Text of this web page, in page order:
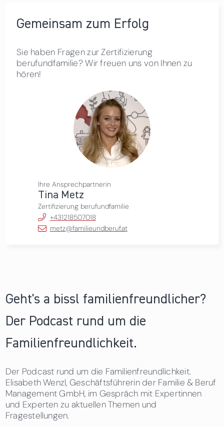
Gemeinsam zum Erfolg
Sie haben Fragen zur Zertifizierung
berufundfamilie? Wir freuen uns von Ihnen zu
hören!
Ihre Ansprechpartnerin
Tina Metz
Zertifizierung berufundfamilie
+431218507018
metz@familieundberuf.at
Geht's a bissl familienfreundlicher?
Der Podcast rund um die
Familienfreundlichkeit.
Der Podcast rund um die Familienfreundlichkeit.
Elisabeth Wenzl, Geschäftsführerin der Familie & Beruf
Management GmbH, im Gespräch mit Expertinnen
und Experten zu aktuellen Themen und
Fragestellungen.